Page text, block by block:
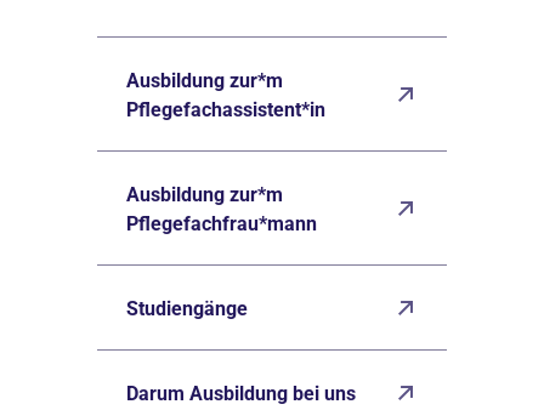
Ausbildung zur*m
Pflegefachassistent*in
Ausbildung zur*m
Pflegefachfrau*mann
Studiengänge
Darum Ausbildung bei uns